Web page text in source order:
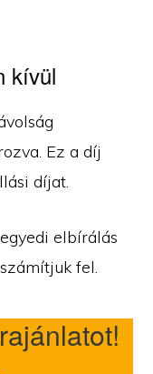
kívül
Ez a díj
díjat.
elbírálás
fel.